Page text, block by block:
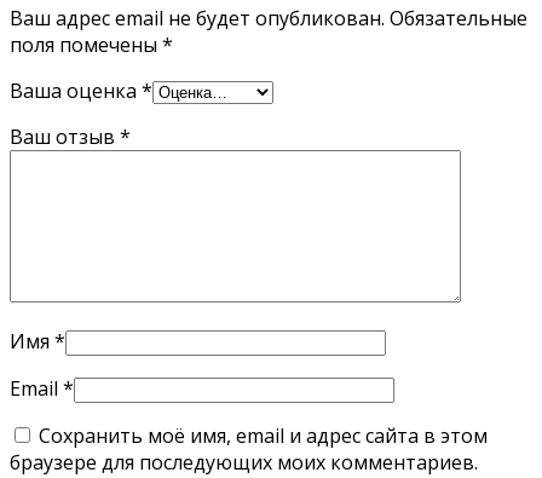
Ваш адрес email не будет опубликован. Обязательные
поля помечены *
Ваша оценка *
Ваш отзыв *
Имя *
Email *
Сохранить моё имя, email и адрес сайта в этом
браузере для последующих моих комментариев.